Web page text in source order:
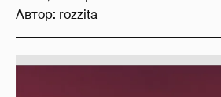
Автор: rozzita